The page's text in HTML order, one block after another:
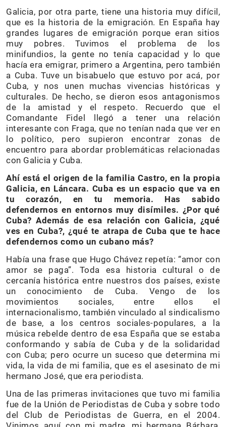
Galicia, por otra parte, tiene una historia muy difícil,
que es la historia de la emigración. En España hay
grandes lugares de emigración porque eran sitios
muy pobres. Tuvimos el problema de los
minifundios, la gente no tenía capacidad y lo que
hacía era emigrar, primero a Argentina, pero también
a Cuba. Tuve un bisabuelo que estuvo por acá, por
Cuba, y nos unen muchas vivencias históricas y
culturales. De hecho, se dieron esos antagonismos
de la amistad y el respeto. Recuerdo que el
Comandante Fidel llegó a tener una relación
interesante con Fraga, que no tenían nada que ver en
lo político, pero supieron encontrar zonas de
encuentro para abordar problemáticas relacionadas
con Galicia y Cuba.
Ahí está el origen de la familia Castro, en la propia
Galicia, en Láncara. Cuba es un espacio que va en
tu corazón, en tu memoria. Has sabido
defendernos en entornos muy disímiles. ¿Por qué
Cuba? Además de esa relación con Galicia, ¿qué
ves en Cuba?, ¿qué te atrapa de Cuba que te hace
defendernos como un cubano más?
Había una frase que Hugo Chávez repetía: “amor con
amor se paga”. Toda esa historia cultural o de
cercanía histórica entre nuestros dos países, existe
un conocimiento de Cuba. Vengo de los
movimientos sociales, entre ellos el
internacionalismo, también vinculado al sindicalismo
de base, a los centros sociales-populares, a la
música rebelde dentro de esa España que se estaba
conformando y sabía de Cuba y de la solidaridad
con Cuba; pero ocurre un suceso que determina mi
vida, la vida de mi familia, que es el asesinato de mi
hermano José, que era periodista.
Una de las primeras invitaciones que tuvo mi familia
fue de la Unión de Periodistas de Cuba y sobre todo
del Club de Periodistas de Guerra, en el 2004.